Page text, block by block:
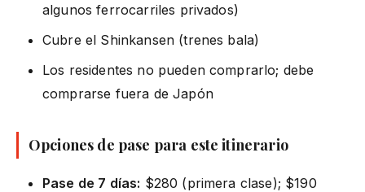
algunos ferrocarriles privados)
Cubre el Shinkansen (trenes bala)
Los residentes no pueden comprarlo; debe
comprarse fuera de Japón
Opciones de pase para este itinerario
Pase de 7 días: $280 (primera clase); $190